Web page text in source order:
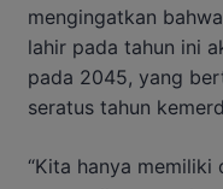
mengingatkan
lahir pada tahun ini
pada 2045, yang
seratus tahun
“Kita hanya memiliki